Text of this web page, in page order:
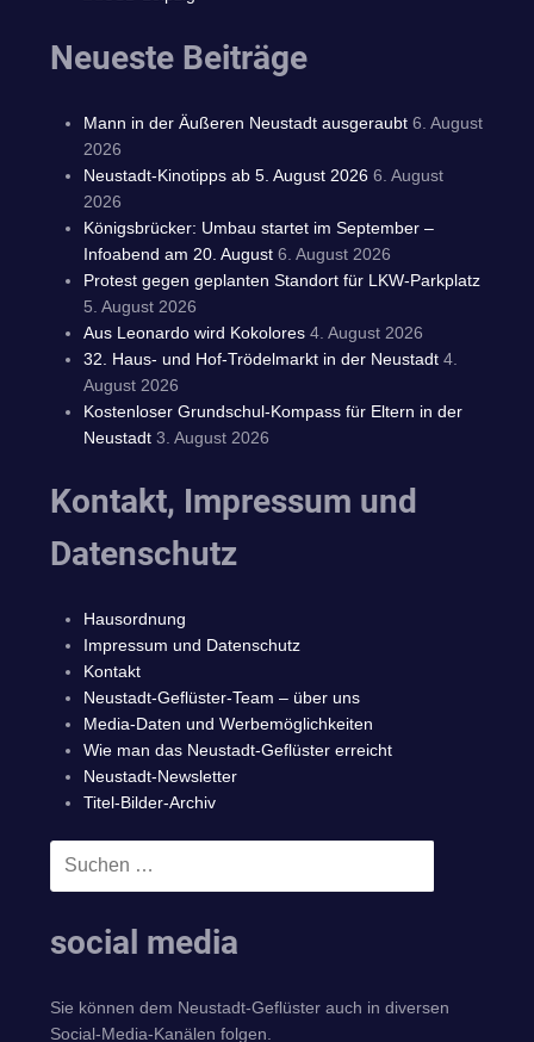
Neueste Beiträge
Mann in der Äußeren Neustadt ausgeraubt 6. August
2026
Neustadt-Kinotipps ab 5. August 2026 6. August
2026
Königsbrücker: Umbau startet im September –
Infoabend am 20. August 6. August 2026
Protest gegen geplanten Standort für LKW-Parkplatz
5. August 2026
Aus Leonardo wird Kokolores 4. August 2026
32. Haus- und Hof-Trödelmarkt in der Neustadt 4.
August 2026
Kostenloser Grundschul-Kompass für Eltern in der
Neustadt 3. August 2026
Kontakt, Impressum und
Datenschutz
Hausordnung
Impressum und Datenschutz
Kontakt
Neustadt-Geflüster-Team – über uns
Media-Daten und Werbemöglichkeiten
Wie man das Neustadt-Geflüster erreicht
Neustadt-Newsletter
Titel-Bilder-Archiv
Suchen
social media
Sie können dem Neustadt-Geflüster auch in diversen
Social-Media-Kanälen folgen.